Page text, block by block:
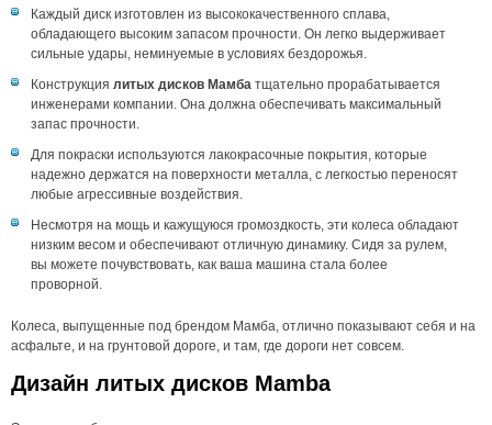
Каждый диск изготовлен из высококачественного сплава,
обладающего высоким запасом прочности. Он легко выдерживает
сильные удары, неминуемые в условиях бездорожья.
Конструкция литых дисков Мамба тщательно прорабатывается
инженерами компании. Она должна обеспечивать максимальный
запас прочности.
Для покраски используются лакокрасочные покрытия, которые
надежно держатся на поверхности металла, с легкостью переносят
любые агрессивные воздействия.
Несмотря на мощь и кажущуюся громоздкость, эти колеса обладают
низким весом и обеспечивают отличную динамику. Сидя за рулем,
вы можете почувствовать, как ваша машина стала более
проворной.
Колеса, выпущенные под брендом Мамба, отлично показывают себя и на
асфальте, и на грунтовой дороге, и там, где дороги нет совсем.
Дизайн литых дисков Mamba